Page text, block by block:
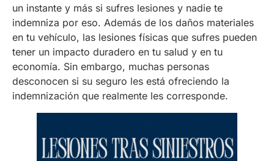
un instante y más si sufres lesiones y nadie te
indemniza por eso. Además de los daños materiales
en tu vehículo, las lesiones físicas que sufres pueden
tener un impacto duradero en tu salud y en tu
economía. Sin embargo, muchas personas
desconocen si su seguro les está ofreciendo la
indemnización que realmente les corresponde.